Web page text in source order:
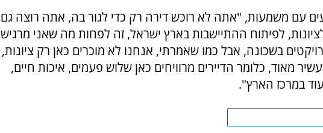
עם משמעות, "אתה לא רוכש דירה רק כדי לגור בה, אתה רוצה גם
לפיתוח ההתיישבות בארץ ישראל, זה לפחות מה שאני מרגיש
בשכונה, אבל כמו שאמרתי, אנחנו לא מוכרים כאן רק ציונות,
מאוד, כלומר הדיירים מרוויחים כאן שלוש פעמים, איכות חיים,
במרכז הארץ".